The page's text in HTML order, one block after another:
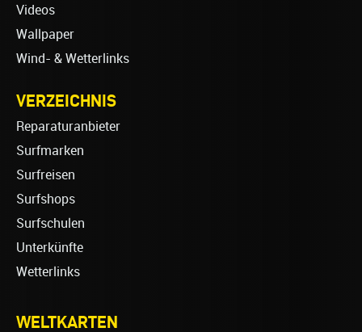
Videos
Wallpaper
Wind- & Wetterlinks
VERZEICHNIS
Reparaturanbieter
Surfmarken
Surfreisen
Surfshops
Surfschulen
Unterkünfte
Wetterlinks
WELTKARTEN